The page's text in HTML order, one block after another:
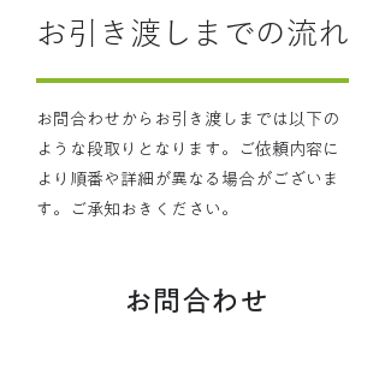
お引き渡しまでの流れ
​お問合わせからお引き渡しまでは以下の
ような段取りとなります 。ご依頼内容に
より順番や詳細が異なる場合がございま
す。ご承知おきください。
お問合わせ